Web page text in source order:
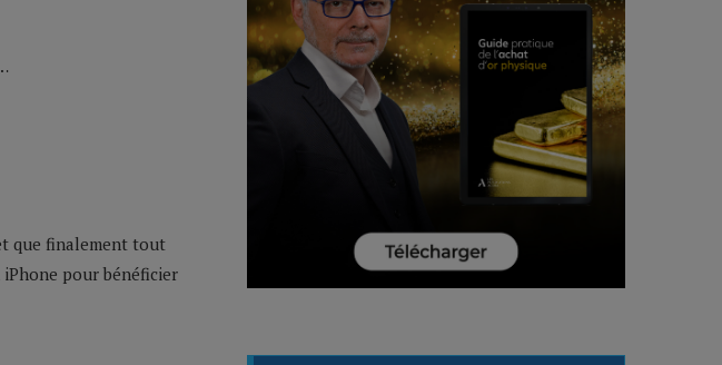
que finalement tout
pour bénéficier